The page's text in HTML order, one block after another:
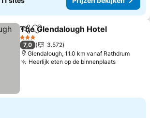
DelenToevoegen aan favorieten
The Glendalough Hotel
3 Sterren
7,0
3.572
Glendalough, 11.0 km vanaf Rathdrum
Heerlijk eten op de binnenplaatsPrijzen